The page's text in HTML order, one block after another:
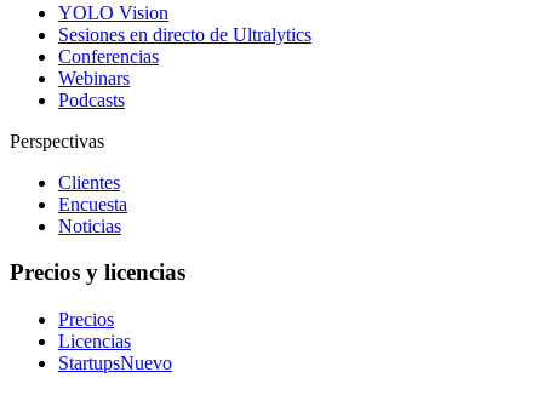
YOLO Vision
Sesiones en directo de Ultralytics
Conferencias
Webinars
Podcasts
Perspectivas
Clientes
Encuesta
Noticias
Precios y licencias
Precios
Licencias
StartupsNuevo